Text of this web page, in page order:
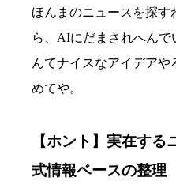
ほんまのニュースを探す
ら、AIにだまされへん
んてナイスなアイデアや
めてや。
【ホント】実在する
式情報ベースの整理